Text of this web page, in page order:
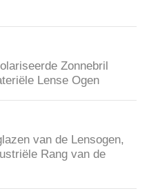
Zonnebril
Lense Ogen
van de Lensogen,
Rang van de